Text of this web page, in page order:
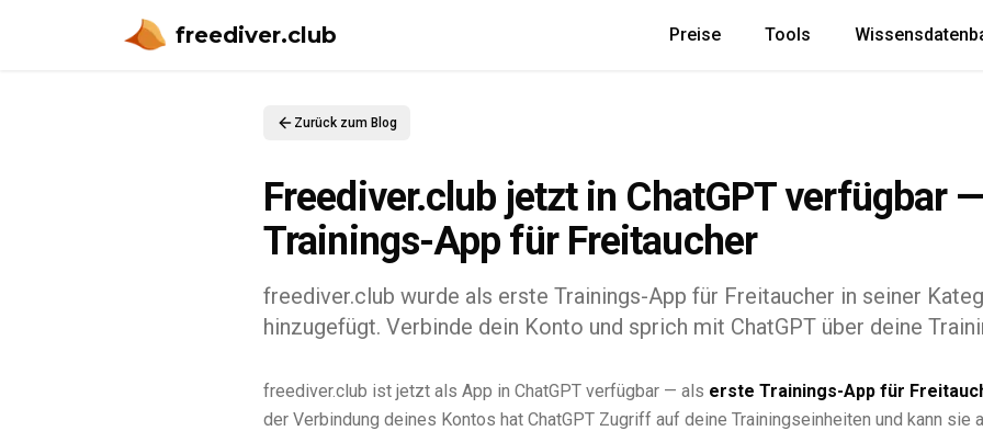
freediver.club Preise Tools
Zurück zum Blog
Freediver.club jetzt in ChatGPT verfügbar
Trainings-App für Freitaucher
freediver.club wurde als erste Trainings-App für Freitaucher in seiner
hinzugefügt. Verbinde dein Konto und sprich mit ChatGPT über deine
freediver.club ist jetzt als App in ChatGPT verfügbar — als erste Trainings-App für
der Verbindung deines Kontos hat ChatGPT Zugriff auf deine Trainingseinheiten und kann sie